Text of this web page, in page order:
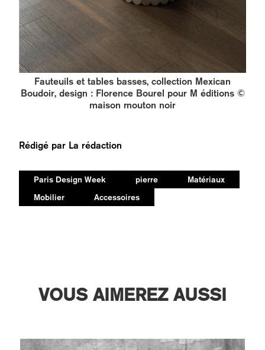
Fauteuils et tables basses, collection Mexican
Boudoir, design : Florence Bourel pour M éditions ©
maison mouton noir
Rédigé par La rédaction
Paris Design Week pierre
Matériaux
Mobilier
Accessoires
VOUS AIMEREZ AUSSI